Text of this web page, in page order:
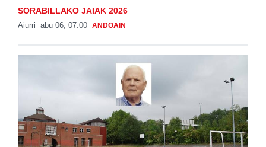
SORABILLAKO JAIAK 2026
Aiurri abu 06, 07:00 ANDOAIN